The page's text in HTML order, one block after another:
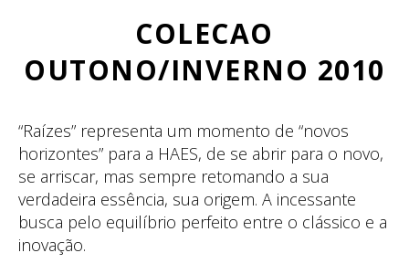
COLECAO
OUTONO/INVERNO 2010
“Raízes” representa um momento de “novos
horizontes” para a HAES, de se abrir para o novo,
se arriscar, mas sempre retomando a sua
verdadeira essência, sua origem. A incessante
busca pelo equilíbrio perfeito entre o clássico e a
inovação.